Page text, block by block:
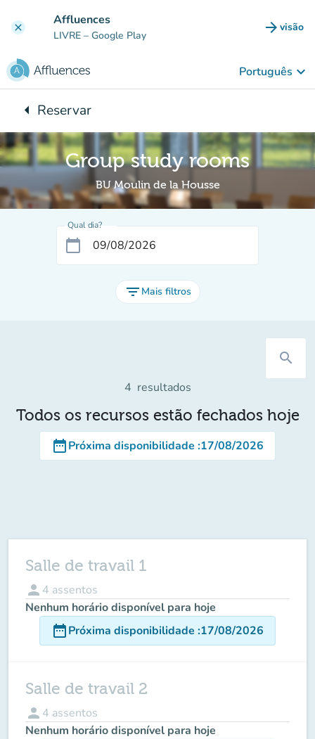
clear Affluences
LIVRE – Google Play arrow_forward visão
(novo
Português keyboard_arrow_down
arrow_leftVoltar para:
Reservar
Group study rooms
BU Moulin de la Housse
Qual dia?
calendar_today
filter_list Mais filtros
search
4 resultados
Todos os recursos estão fechados hoje
date_rangePróxima disponibilidade :17/08/2026
Salle de travail 1
person 4 assentos
Nenhum horário disponível para hoje
date_rangePróxima disponibilidade :17/08/2026
Salle de travail 2
person 4 assentos
Nenhum horário disponível para hoje